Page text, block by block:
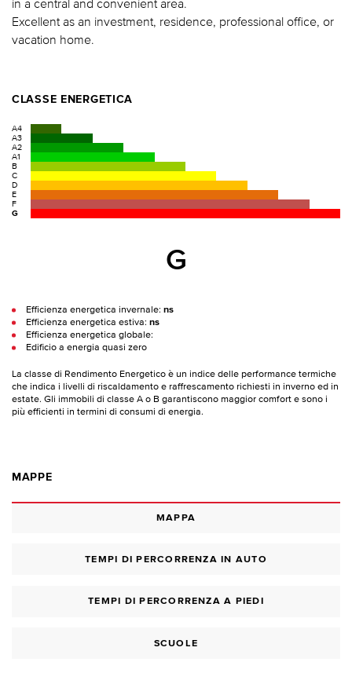
in a central and convenient area.
Excellent as an investment, residence, professional office, or
vacation home.
CLASSE ENERGETICA
A4
A3
A2
A1
B
C
D
E
F
G
G
Efficienza energetica invernale: ns
Efficienza energetica estiva: ns
Efficienza energetica globale:
Edificio a energia quasi zero
La classe di Rendimento Energetico è un indice delle performance termiche
che indica i livelli di riscaldamento e raffrescamento richiesti in inverno ed in
estate. Gli immobili di classe A o B garantiscono maggior comfort e sono i
più efficienti in termini di consumi di energia.
MAPPE
MAPPA
TEMPI DI PERCORRENZA IN AUTO
TEMPI DI PERCORRENZA A PIEDI
SCUOLE